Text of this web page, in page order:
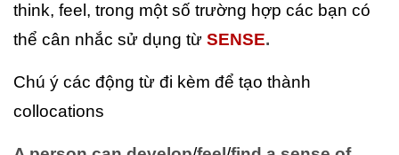
think, feel, trong một số trường hợp các bạn có
thể cân nhắc sử dụng từ SENSE.
Chú ý các động từ đi kèm để tạo thành
collocations